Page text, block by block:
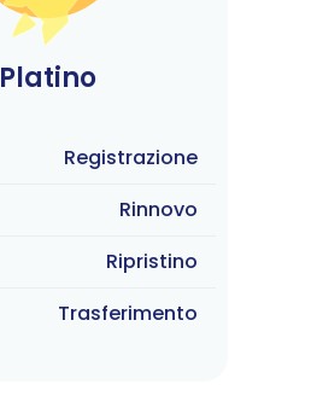
Platino
Registrazione
Rinnovo
Ripristino
Trasferimento